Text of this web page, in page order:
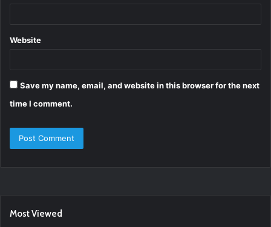
Website
Save my name, email, and website in this browser for the next
time I comment.
Most Viewed